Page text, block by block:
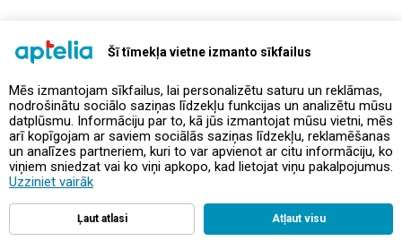
Šī tīmekļa vietne izmanto sīkfailus
Mēs izmantojam sīkfailus, lai personalizētu saturu un reklāmas,
nodrošinātu sociālo saziņas līdzekļu funkcijas un analizētu mūsu
datplūsmu. Informāciju par to, kā jūs izmantojat mūsu vietni, mēs
arī kopīgojam ar saviem sociālās saziņas līdzekļu, reklamēšanas
un analīzes partneriem, kuri to var apvienot ar citu informāciju, ko
viņiem sniedzat vai ko viņi apkopo, kad lietojat viņu pakalpojumus.
Uzziniet vairāk
Ļaut atlasi Atļaut visu
Предложения и акции
Контакты